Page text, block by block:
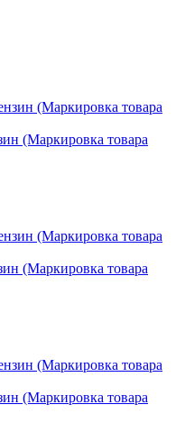
(Маркировка товара
(Маркировка товара
(Маркировка товара